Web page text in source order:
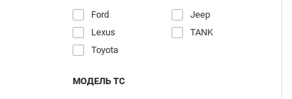
Ford
Jeep
Lexus
TANK
Toyota
МОДЕЛЬ ТС